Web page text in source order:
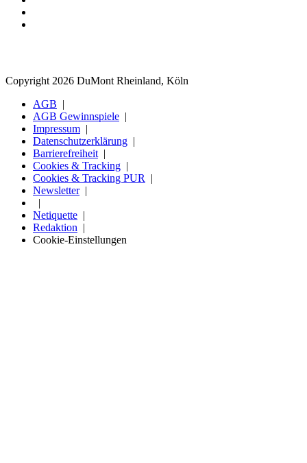
Copyright 2026 DuMont Rheinland, Köln
AGB
AGB Gewinnspiele
Impressum
Datenschutzerklärung
Barrierefreiheit
Cookies & Tracking
Cookies & Tracking PUR
Newsletter
Netiquette
Redaktion
Cookie-Einstellungen